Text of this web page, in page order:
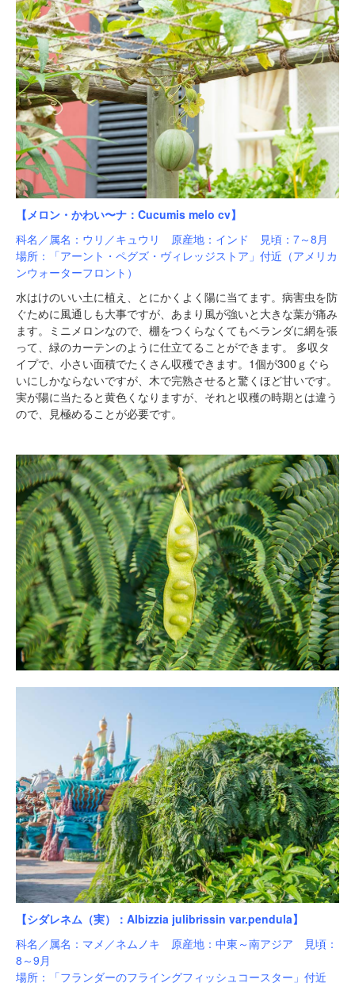
【メロン・かわい〜ナ：Cucumis melo cv】
科名／属名：ウリ／キュウリ 原産地：インド 見頃：7～8月
場所：「アーント・ペグズ・ヴィレッジストア」付近（アメリカ
ンウォーターフロント）
水はけのいい土に植え、とにかくよく陽に当てます。病害虫を防
ぐために風通しも大事ですが、あまり風が強いと大きな葉が痛み
ます。ミニメロンなので、棚をつくらなくてもベランダに網を張
って、緑のカーテンのように仕立てることができます。 多収タ
イプで、小さい面積でたくさん収穫できます。1個が300ｇぐら
いにしかならないですが、木で完熟させると驚くほど甘いです。
実が陽に当たると黄色くなりますが、それと収穫の時期とは違う
ので、見極めることが必要です。
【シダレネム（実）：Albizzia julibrissin var.pendula】
科名／属名：マメ／ネムノキ 原産地：中東～南アジア 見頃：
8～9月
場所：「フランダーのフライングフィッシュコースター」付近